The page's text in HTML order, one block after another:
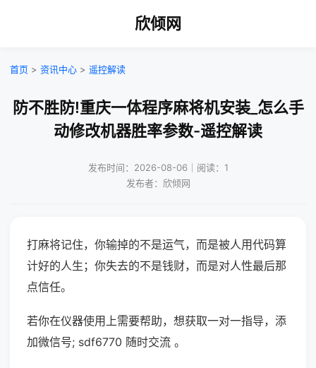
欣倾网
首页 > 资讯中心 > 遥控解读
防不胜防!重庆一体程序麻将机安装_怎么手
动修改机器胜率参数-遥控解读
发布时间：2026-08-06｜阅读：1
发布者：欣倾网
打麻将记住，你输掉的不是运气，而是被人用代码算
计好的人生；你失去的不是钱财，而是对人性最后那
点信任。
若你在仪器使用上需要帮助，想获取一对一指导，添
加微信号; sdf6770 随时交流 。